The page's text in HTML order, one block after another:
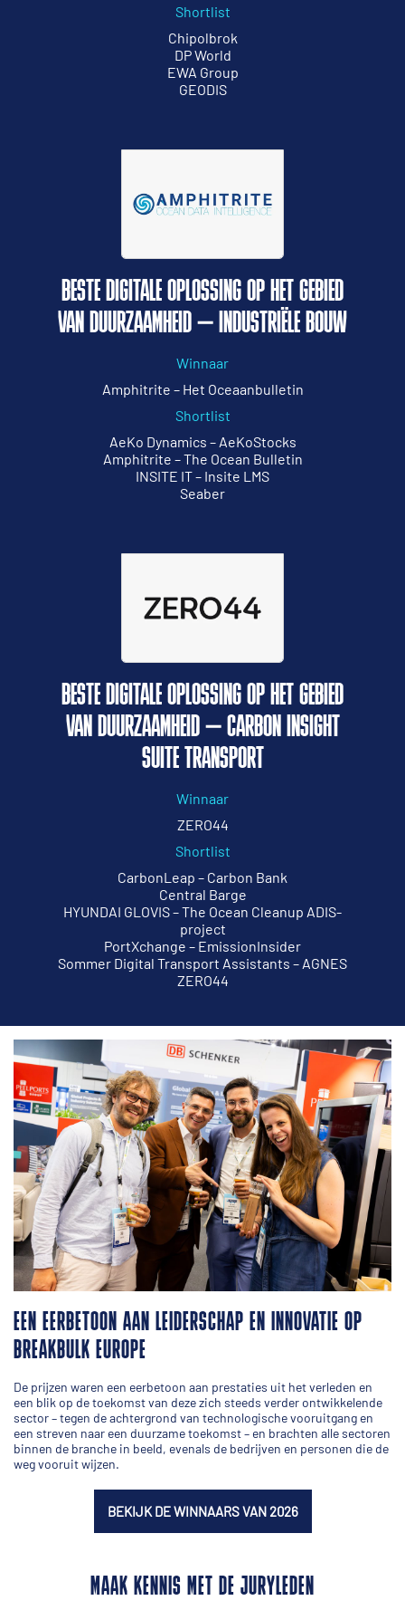
Shortlist
Chipolbrok
DP World
EWA Group
GEODIS
BESTE DIGITALE OPLOSSING OP HET GEBIED
VAN DUURZAAMHEID – INDUSTRIËLE BOUW
Winnaar
Amphitrite – Het Oceaanbulletin
Shortlist
AeKo Dynamics – AeKoStocks
Amphitrite – The Ocean Bulletin
INSITE IT – Insite LMS
Seaber
BESTE DIGITALE OPLOSSING OP HET GEBIED
VAN DUURZAAMHEID – CARBON INSIGHT
SUITE TRANSPORT
Winnaar
ZERO44
Shortlist
CarbonLeap – Carbon Bank
Central Barge
HYUNDAI GLOVIS – The Ocean Cleanup ADIS-
project
PortXchange – EmissionInsider
Sommer Digital Transport Assistants – AGNES
ZERO44
EEN EERBETOON AAN LEIDERSCHAP EN INNOVATIE OP
BREAKBULK EUROPE
De prijzen waren een eerbetoon aan prestaties uit het verleden en
een blik op de toekomst van deze zich steeds verder ontwikkelende
sector – tegen de achtergrond van technologische vooruitgang en
een streven naar een duurzame toekomst – en brachten alle sectoren
binnen de branche in beeld, evenals de bedrijven en personen die de
weg vooruit wijzen.
BEKIJK DE WINNAARS VAN 2026
MAAK KENNIS MET DE JURYLEDEN